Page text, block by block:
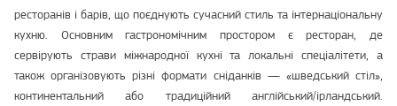
ресторанів і барів, що поєднують сучасний стиль та інтернаціональну
кухню. Основним гастрономічним простором є ресторан, де
сервірують страви міжнародної кухні та локальні спеціалітети, а
також організовують різні формати сніданків — «шведський стіл»,
континентальний або традиційний англійський/ірландський.